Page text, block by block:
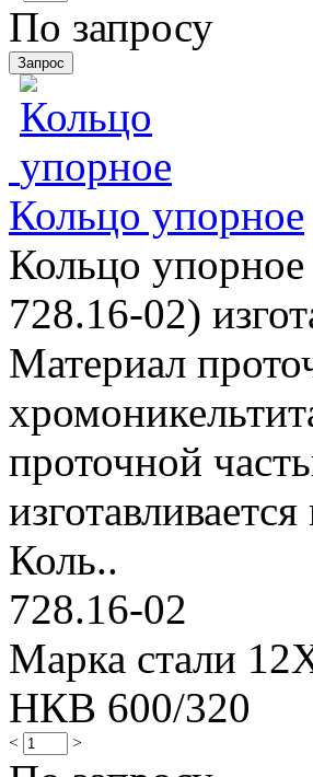
По запросу
Кольцо упорное
Кольцо
728.16-02)
Материал
проточной
Коль..
728.16-02
Марка стали
НКВ 600/320
< >